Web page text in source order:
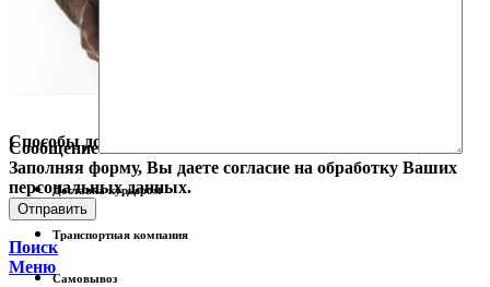
Сообщение
Заполняя форму, Вы даете согласие на обработку Ваших
персональных данных.
Поиск
Меню
Способы доставки
Доставка курьером
Транспортная компания
Самовывоз